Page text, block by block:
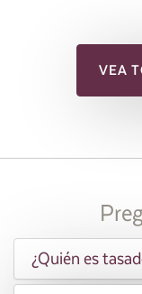
VEA
¿Quién es